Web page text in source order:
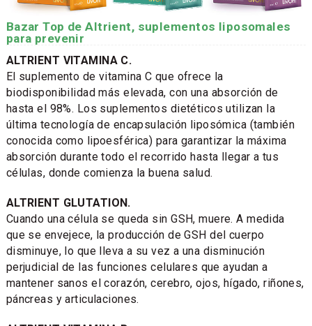
Bazar Top de Altrient, suplementos liposomales
para prevenir
ALTRIENT VITAMINA C.
El suplemento de vitamina C que ofrece la
biodisponibilidad más elevada, con una absorción de
hasta el 98%. Los suplementos dietéticos utilizan la
última tecnología de encapsulación liposómica (también
conocida como lipoesférica) para garantizar la máxima
absorción durante todo el recorrido hasta llegar a tus
células, donde comienza la buena salud.
ALTRIENT GLUTATION.
Cuando una célula se queda sin GSH, muere. A medida
que se envejece, la producción de GSH del cuerpo
disminuye, lo que lleva a su vez a una disminución
perjudicial de las funciones celulares que ayudan a
mantener sanos el corazón, cerebro, ojos, hígado, riñones,
páncreas y articulaciones.